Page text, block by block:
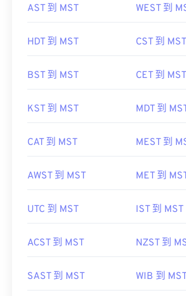
AST 到 MST WEST 到
HDT 到 MST CST 到 MST
BST 到 MST CET 到 MST
KST 到 MST MDT 到
CAT 到 MST MEST 到
AWST 到 MST MET 到
UTC 到 MST IST 到 MST
ACST 到 MST NZST 到
SAST 到 MST WIB 到